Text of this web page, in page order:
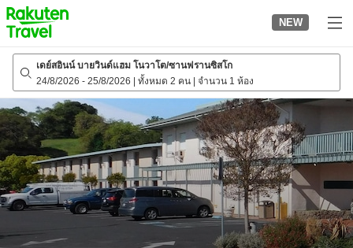
to
top
page
NEW
เดย์สอินน์ บายวินด์แฮม โนวาโต/ซานฟรานซิสโก
24/8/2026 - 25/8/2026 ทั้งหมด 2 คน จำนวน 1 ห้อง